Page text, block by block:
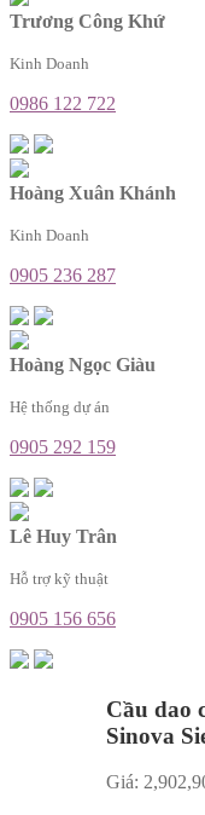
Trương Công Khứ
Kinh Doanh
0986 122 722
Hoàng Xuân Khánh
Kinh Doanh
0905 236 287
Hoàng Ngọc Giàu
Hệ thống dự án
0905 292 159
Lê Huy Trân
Hỗ trợ kỹ thuật
0905 156 656
Cầu dao
Sinova
Giá: